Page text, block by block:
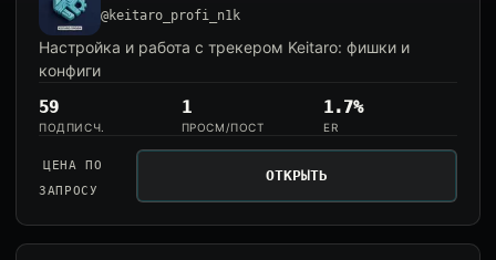
@keitaro_profi_n1k
Настройка и работа с трекером Keitaro: фишки и
конфиги
59
ПОДПИСЧ.
1
ПРОСМ/ПОСТ
1.7%
ER
ЦЕНА ПО
ЗАПРОСУ
ОТКРЫТЬ